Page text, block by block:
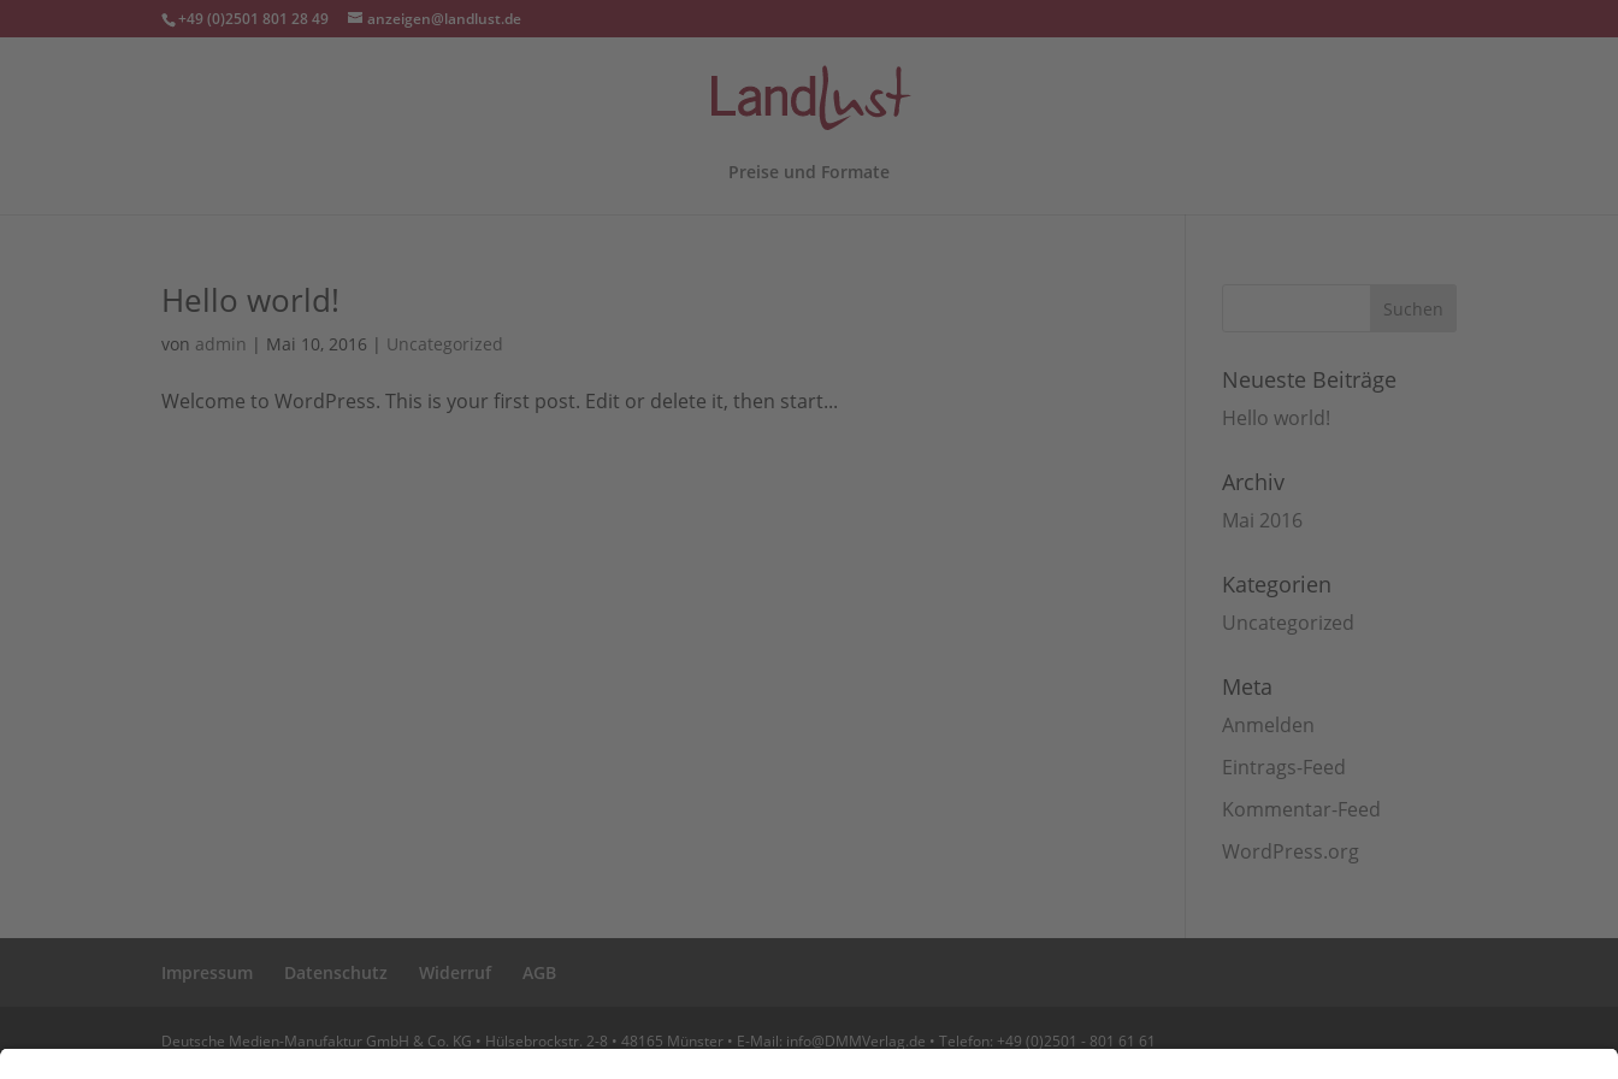
+49 (0)2501 801 28 49 anzeigen@landlust.de
Preise und Formate
Hello world!
von admin | Mai 10, 2016 | Uncategorized
Welcome to WordPress. This is your first post. Edit or delete it, then start...
Neueste Beiträge
Hello world!
Archiv
Mai 2016
Kategorien
Uncategorized
Meta
Anmelden
Eintrags-Feed
Kommentar-Feed
WordPress.org
Impressum Datenschutz Widerruf AGB
Deutsche Medien-Manufaktur GmbH & Co. KG • Hülsebrockstr. 2-8 • 48165 Münster • E-Mail: info@DMMVerlag.de • Telefon: +49 (0)2501 - 801 61 61